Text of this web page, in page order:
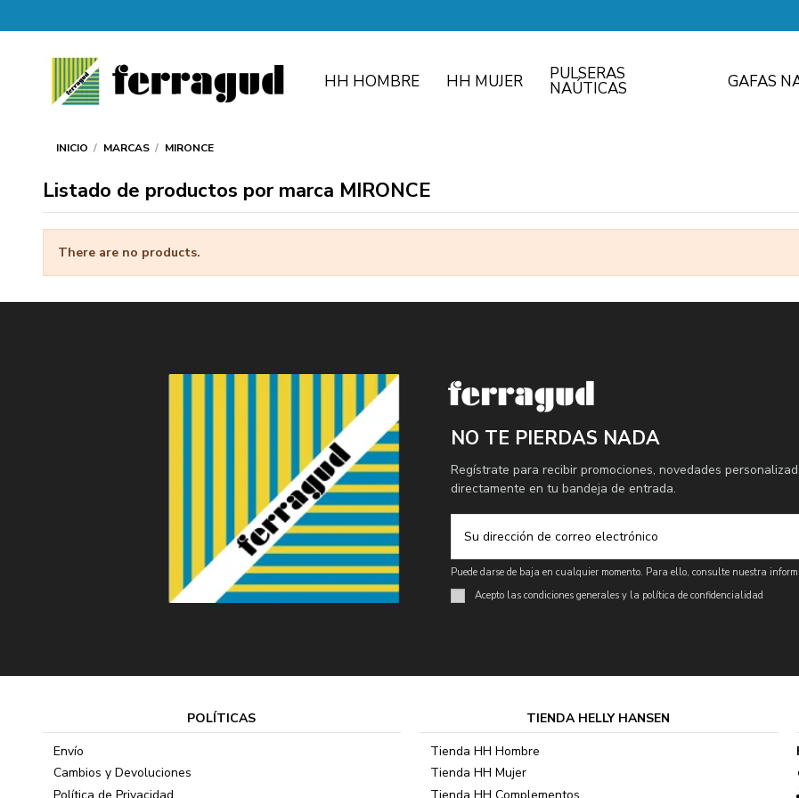
HH HOMBRE HH MUJER PULSERAS
NAÚTICAS GAFAS
INICIO MARCAS MIRONCE
Listado de productos por marca MIRONCE
There are no products.
NO TE PIERDAS NADA
Regístrate para recibir promociones, novedades
directamente en tu bandeja de entrada.
Puede darse de baja en cualquier momento. Para ello, consulte nuestra
Acepto las condiciones generales y la política de confidencialidad
POLÍTICAS
Envío
Cambios y Devoluciones
TIENDA HELLY HANSEN
Tienda HH Hombre
Tienda HH Mujer